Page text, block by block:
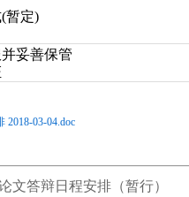
暂定)
妥善保管
2018-03-04.doc
文答辩日程安排（暂行）